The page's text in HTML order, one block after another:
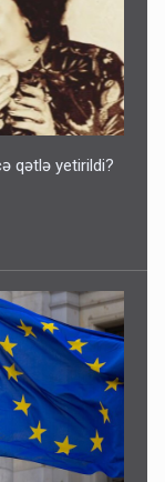
qətlə yetirildi?